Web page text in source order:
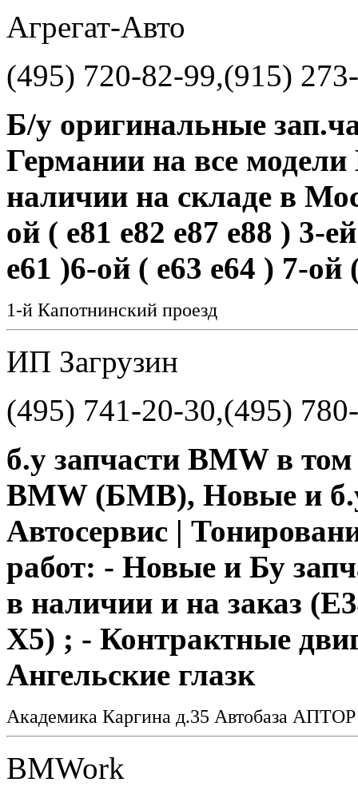
Агрегат-Авто
(495) 720-82-99,(915)
Б/у оригинальные
Германии на все
наличии на складе в
ой ( е81 е82 е87 е88 ) 3-
е61 )6-ой ( е63 е64 ) 7-ой
1-й Капотнинский проезд
ИП Загрузин
(495) 741-20-30,(495)
б.у запчасти BMW в том
BMW (БМВ), Новые и
Автосервис |
работ: - Новые и Бу
в наличии и на заказ
Х5) ; - Контрактные
Ангельские глазк
Академика Каргина д.35 Автобаза
BMWork